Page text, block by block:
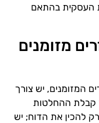
העסקית בהתאם
מזומנים
המזומנים, יש צורך
קבלת ההחלטות
להכין את הדוח; יש